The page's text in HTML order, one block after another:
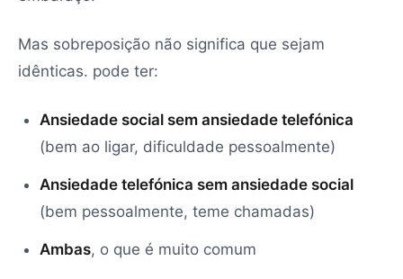
Mas sobreposição não significa que sejam
idênticas. pode ter:
Ansiedade social sem ansiedade telefónica
(bem ao ligar, dificuldade pessoalmente)
Ansiedade telefónica sem ansiedade social
(bem pessoalmente, teme chamadas)
Ambas, o que é muito comum